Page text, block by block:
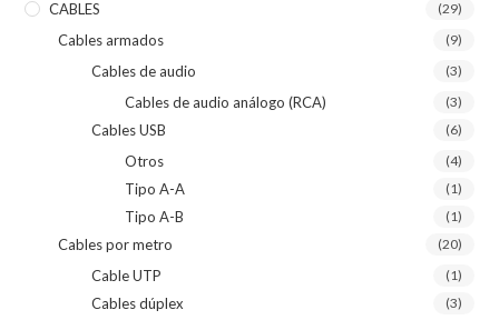
CABLES (29)
Cables armados (9)
Cables de audio (3)
Cables de audio análogo (RCA) (3)
Cables USB (6)
Otros (4)
Tipo A-A (1)
Tipo A-B (1)
Cables por metro (20)
Cable UTP (1)
Cables dúplex (3)